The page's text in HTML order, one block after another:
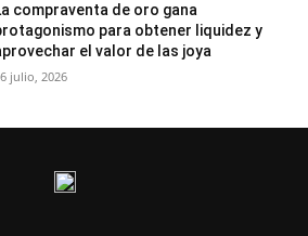
compraventa de oro gana
para obtener liquidez y
el valor de las joya
julio, 2026